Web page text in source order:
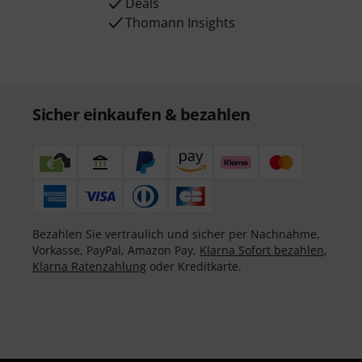
Thomann Insights
Sicher einkaufen & bezahlen
Bezahlen Sie vertraulich und sicher per Nachnahme,
Vorkasse, PayPal, Amazon Pay, Klarna Sofort bezahlen,
Klarna Ratenzahlung oder Kreditkarte.